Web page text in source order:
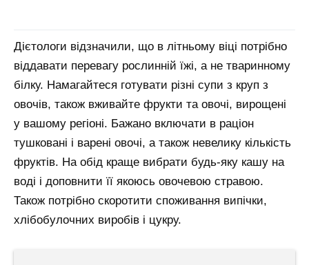
Дієтологи відзначили, що в літньому віці потрібно
віддавати перевагу рослинній їжі, а не тваринному
білку. Намагайтеся готувати різні супи з круп з
овочів, також вживайте фрукти та овочі, вирощені
у вашому регіоні. Бажано включати в раціон
тушковані і варені овочі, а також невелику кількість
фруктів. На обід краще вибрати будь-яку кашу на
воді і доповнити її якоюсь овочевою стравою.
Також потрібно скоротити споживання випічки,
хлібобулочних виробів і цукру.